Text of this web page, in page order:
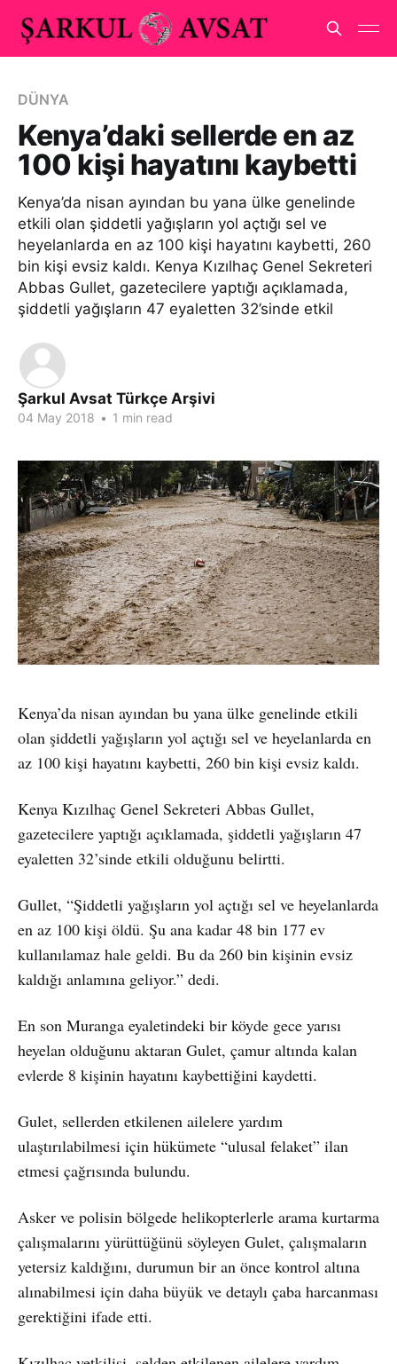
DÜNYA
Kenya’daki sellerde en az
100 kişi hayatını kaybetti
Kenya’da nisan ayından bu yana ülke genelinde
etkili olan şiddetli yağışların yol açtığı sel ve
heyelanlarda en az 100 kişi hayatını kaybetti, 260
bin kişi evsiz kaldı. Kenya Kızılhaç Genel Sekreteri
Abbas Gullet, gazetecilere yaptığı açıklamada,
şiddetli yağışların 47 eyaletten 32’sinde etkil
Şarkul Avsat Türkçe Arşivi
04 May 2018 • 1 min read
Kenya’da nisan ayından bu yana ülke genelinde etkili
olan şiddetli yağışların yol açtığı sel ve heyelanlarda en
az 100 kişi hayatını kaybetti, 260 bin kişi evsiz kaldı.
Kenya Kızılhaç Genel Sekreteri Abbas Gullet,
gazetecilere yaptığı açıklamada, şiddetli yağışların 47
eyaletten 32’sinde etkili olduğunu belirtti.
Gullet, “Şiddetli yağışların yol açtığı sel ve heyelanlarda
en az 100 kişi öldü. Şu ana kadar 48 bin 177 ev
kullanılamaz hale geldi. Bu da 260 bin kişinin evsiz
kaldığı anlamına geliyor.” dedi.
En son Muranga eyaletindeki bir köyde gece yarısı
heyelan olduğunu aktaran Gulet, çamur altında kalan
evlerde 8 kişinin hayatını kaybettiğini kaydetti.
Gulet, sellerden etkilenen ailelere yardım
ulaştırılabilmesi için hükümete “ulusal felaket” ilan
etmesi çağrısında bulundu.
Asker ve polisin bölgede helikopterlerle arama kurtarma
çalışmalarını yürüttüğünü söyleyen Gulet, çalışmaların
yetersiz kaldığını, durumun bir an önce kontrol altına
alınabilmesi için daha büyük ve detaylı çaba harcanması
gerektiğini ifade etti.